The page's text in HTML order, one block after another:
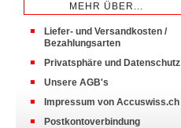
MEHR ÜBER...
Liefer- und Versandkosten /
Bezahlungsarten
Privatsphäre und Datenschutz
Unsere AGB's
Impressum von Accuswiss.ch
Postkontoverbindung